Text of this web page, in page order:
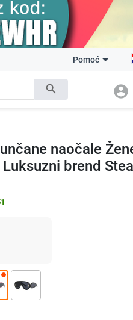
search
Pomoć
account_circle
naočale
brend